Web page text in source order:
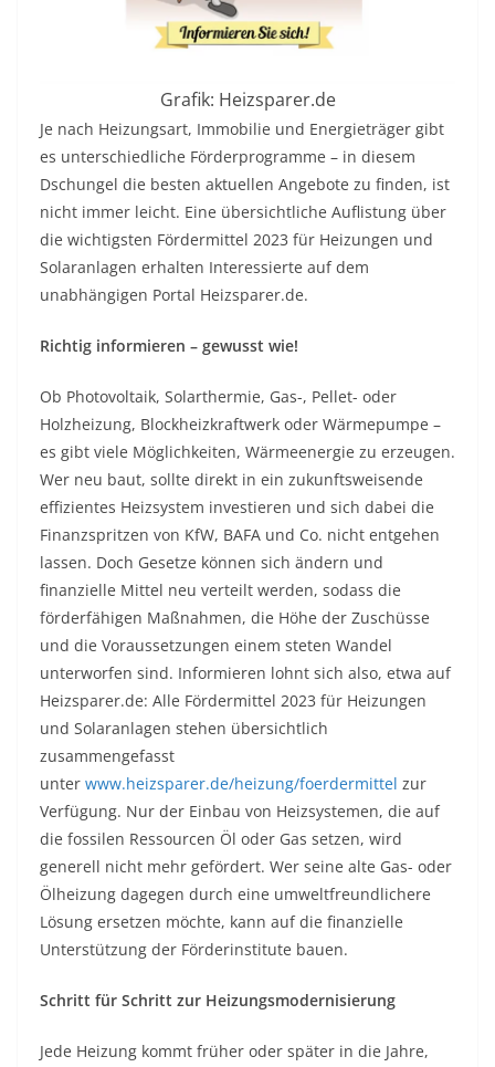
Grafik: Heizsparer.de
Je nach Heizungsart, Immobilie und Energieträger gibt
es unterschiedliche Förderprogramme – in diesem
Dschungel die besten aktuellen Angebote zu finden, ist
nicht immer leicht. Eine übersichtliche Auflistung über
die wichtigsten Fördermittel 2023 für Heizungen und
Solaranlagen erhalten Interessierte auf dem
unabhängigen Portal Heizsparer.de.
Richtig informieren – gewusst wie!
Ob Photovoltaik, Solarthermie, Gas-, Pellet- oder
Holzheizung, Blockheizkraftwerk oder Wärmepumpe –
es gibt viele Möglichkeiten, Wärmeenergie zu erzeugen.
Wer neu baut, sollte direkt in ein zukunftsweisende
effizientes Heizsystem investieren und sich dabei die
Finanzspritzen von KfW, BAFA und Co. nicht entgehen
lassen. Doch Gesetze können sich ändern und
finanzielle Mittel neu verteilt werden, sodass die
förderfähigen Maßnahmen, die Höhe der Zuschüsse
und die Voraussetzungen einem steten Wandel
unterworfen sind. Informieren lohnt sich also, etwa auf
Heizsparer.de: Alle Fördermittel 2023 für Heizungen
und Solaranlagen stehen übersichtlich
zusammengefasst
unter www.heizsparer.de/heizung/foerdermittel zur
Verfügung. Nur der Einbau von Heizsystemen, die auf
die fossilen Ressourcen Öl oder Gas setzen, wird
generell nicht mehr gefördert. Wer seine alte Gas- oder
Ölheizung dagegen durch eine umweltfreundlichere
Lösung ersetzen möchte, kann auf die finanzielle
Unterstützung der Förderinstitute bauen.
Schritt für Schritt zur Heizungsmodernisierung
Jede Heizung kommt früher oder später in die Jahre,